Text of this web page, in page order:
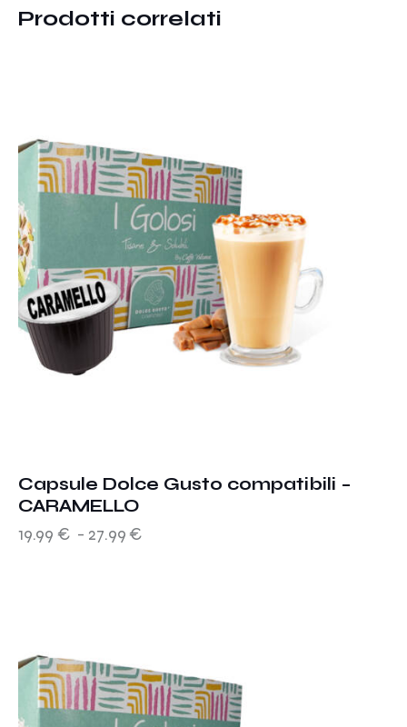
Prodotti correlati
Capsule Dolce Gusto compatibili –
CARAMELLO
19.99 € - 27.99 €